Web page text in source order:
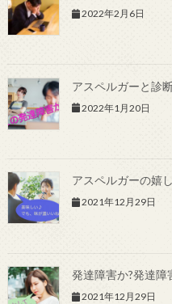
2022年2月6日
アスペルガーと診
2022年1月20日
アスペルガーの嬉
2021年12月29日
発達障害か?発達障
2021年12月29日